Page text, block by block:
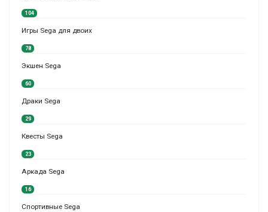
104
Игры Sega для двоих
78
Экшен Sega
60
Драки Sega
29
Квесты Sega
23
Аркада Sega
16
Спортивные Sega